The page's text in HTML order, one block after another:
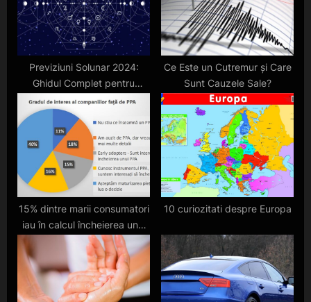
o
s
t
:
Previziuni Solunar 2024:
Ghidul Complet pentru
Pescuit
Ce Este un Cutremur și Care
Sunt Cauzele Sale?
15% dintre marii consumatori
iau în calcul încheierea unui
contract de tip Power
Purchase Agreement în
următorii 3 ani
10 curiozitati despre Europa